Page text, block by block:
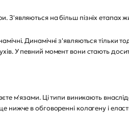
З'являються на більш пізніх етапах
Динамічні з'являються тільки
У певний момент вони стають
м'язами. Ці типи виникають
нижче в обговоренні колагену і